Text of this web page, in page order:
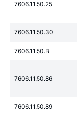
7606.11.50.25
7606.11.50.30
7606.11.50.B
7606.11.50.86
7606.11.50.89